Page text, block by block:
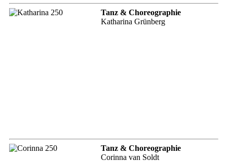
Tanz & Choreographie
Katharina Grünberg
Tanz & Choreographie
Corinna van Soldt